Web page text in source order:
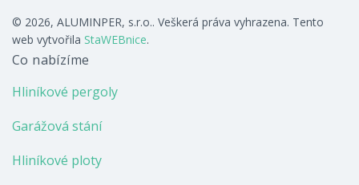
© 2026, ALUMINPER, s.r.o.. Veškerá práva vyhrazena. Tento
web vytvořila StaWEBnice.
Co nabízíme
Hliníkové pergoly
Garážová stání
Hliníkové ploty